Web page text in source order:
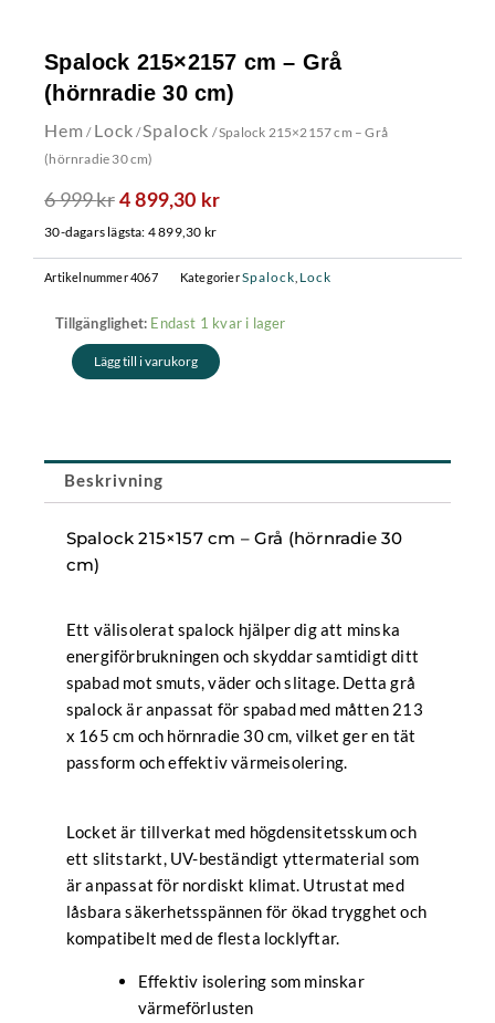
Spalock 215×2157 cm – Grå
(hörnradie 30 cm)
Hem / Lock /Spalock / Spalock 215×2157 cm – Grå
(hörnradie 30 cm)
6 999kr Det
ursprungliga
var:
999 kr.
4 899,30 krDet
är:
899,30 kr.
30-dagars lägsta: 4 899,30 kr
Artikelnummer4067 KategorierSpalock Lock
Tillgänglighet: Endast 1 kvar i lager
Spalock
215x2157
cm
cm)
mängd
Lägg till i varukorg
Beskrivning
Spalock 215×157 cm – Grå (hörnradie 30
cm)
Ett välisolerat spalock hjälper dig att minska
energiförbrukningen och skyddar samtidigt ditt
spabad mot smuts, väder och slitage. Detta grå
spalock är anpassat för spabad med måtten 213
x 165 cm och hörnradie 30 cm, vilket ger en tät
passform och effektiv värmeisolering.
Locket är tillverkat med högdensitetsskum och
ett slitstarkt, UV-beständigt yttermaterial som
är anpassat för nordiskt klimat. Utrustat med
låsbara säkerhetsspännen för ökad trygghet och
kompatibelt med de flesta locklyftar.
Effektiv isolering som minskar
värmeförlusten